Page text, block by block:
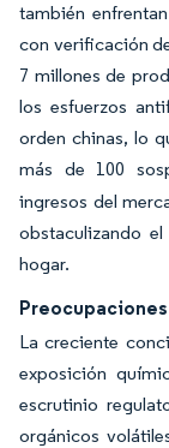
también
con verificación
7 millones de
los esfuerzos
orden chinas, lo
más de 100
ingresos del
obstaculizando
hogar.
La creciente
exposición
escrutinio
orgánicos